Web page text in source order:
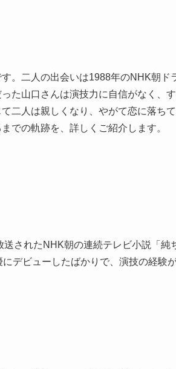
。二人の出会いは1988年のNHK朝ド
た山口さんは演技力に自信がなく、
二人は親しくなり、やがて恋に落ち
での軌跡を、詳しくご紹介します。
されたNHK朝の連続テレビ小説「純
デビューしたばかりで、演技の経験